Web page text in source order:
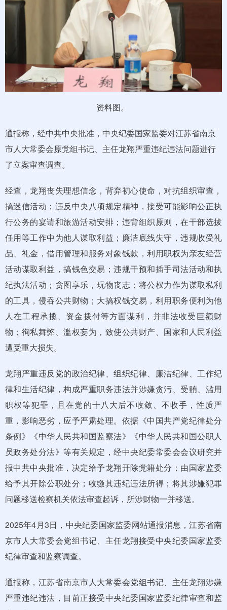
资料图。
通报称，经中共中央批准，中央纪委国家监委对江苏省南京
市人大常委会原党组书记、主任龙翔严重违纪违法问题进行
了立案审查调查。
经查，龙翔丧失理想信念，背弃初心使命，对抗组织审查，
搞迷信活动；违反中央八项规定精神，接受可能影响公正执
行公务的宴请和旅游活动安排；违背组织原则，在干部选拔
任用等工作中为他人谋取利益；廉洁底线失守，违规收受礼
品、礼金，借用管理和服务对象钱款，利用职权为亲友经营
活动谋取利益，搞钱色交易；违规干预和插手司法活动和执
纪执法活动；贪图享乐，玩物丧志；将公权力作为谋取私利
的工具，侵吞公共财物；大搞权钱交易，利用职务便利为他
人在工程承揽、资金拨付等方面谋利，并非法收受巨额财
物；徇私舞弊、滥权妄为，致使公共财产、国家和人民利益
遭受重大损失。
龙翔严重违反党的政治纪律、组织纪律、廉洁纪律、工作纪
律和生活纪律，构成严重职务违法并涉嫌贪污、受贿、滥用
职权等犯罪，且在党的十八大后不收敛、不收手，性质严
重，影响恶劣，应予严肃处理。依据《中国共产党纪律处分
条例》《中华人民共和国监察法》《中华人民共和国公职人
员政务处分法》等有关规定，经中央纪委常委会会议研究并
报中共中央批准，决定给予龙翔开除党籍处分；由国家监委
给予其开除公职处分；收缴其违纪违法所得；将其涉嫌犯罪
问题移送检察机关依法审查起诉，所涉财物一并移送。
2025年4月3日，中央纪委国家监委网站通报消息，江苏省南
京市人大常委会党组书记、主任龙翔接受中央纪委国家监委
纪律审查和监察调查。
通报称，江苏省南京市人大常委会党组书记、主任龙翔涉嫌
严重违纪违法，目前正接受中央纪委国家监委纪律审查和监